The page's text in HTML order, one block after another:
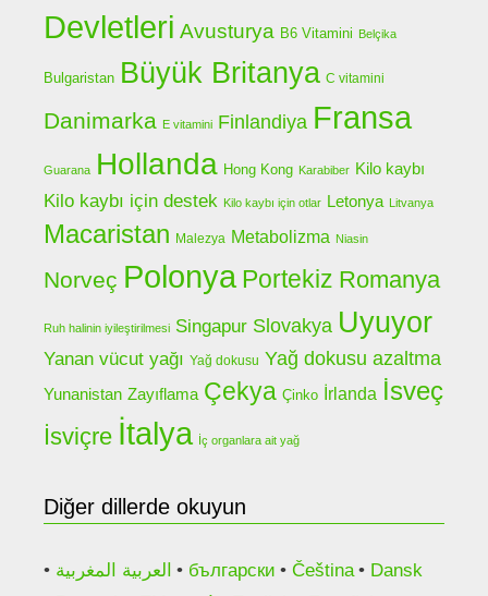
Devletleri Avusturya B6 Vitamini Belçika
Bulgaristan Büyük Britanya C vitamini
Danimarka E vitamini Finlandiya Fransa
Guarana Hollanda Hong Kong Karabiber Kilo kaybı
Kilo kaybı için destek Kilo kaybı için otlar Letonya Litvanya
Macaristan Malezya Metabolizma Niasin
Norveç Polonya Portekiz Romanya
Ruh halinin iyileştirilmesi Singapur Slovakya Uyuyor
Yanan vücut yağı Yağ dokusu Yağ dokusu azaltma
Yunanistan Zayıflama Çekya Çinko İrlanda İsveç
İsviçre İtalya İç organlara ait yağ
Diğer dillerde okuyun
العربية المغربية български Čeština
Dansk